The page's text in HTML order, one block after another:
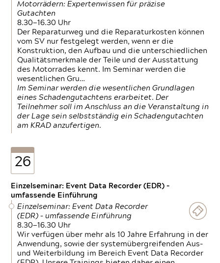
Motorrädern: Expertenwissen für präzise
Gutachten
8.30—16.30 Uhr
Der Reparaturweg und die Reparaturkosten können
vom SV nur festgelegt werden, wenn er die
Konstruktion, den Aufbau und die unterschiedlichen
Qualitätsmerkmale der Teile und der Ausstattung
des Motorrades kennt. Im Seminar werden die
wesentlichen Gru…
Im Seminar werden die wesentlichen Grundlagen
eines Schadengutachtens erarbeitet. Der
Teilnehmer soll im Anschluss an die Veranstaltung in
der Lage sein selbstständig ein Schadengutachten
am KRAD anzufertigen.
26
Einzelseminar: Event Data Recorder (EDR) –
umfassende Einführung
Einzelseminar: Event Data Recorder
(EDR) – umfassende Einführung
8.30—16.30 Uhr
Wir verfügen über mehr als 10 Jahre Erfahrung in der
Anwendung, sowie der systemübergreifenden Aus-
und Weiterbildung im Bereich Event Data Recorder